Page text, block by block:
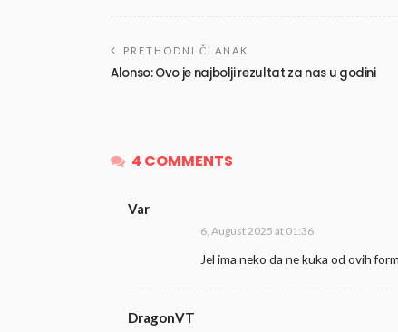
PRETHODNI ČLANAK
Alonso: Ovo je najbolji rezultat za nas u godini
4 COMMENTS
Var
6, August 2025 at 01:36
Jel ima neko da ne kuka od ovih
DragonVT